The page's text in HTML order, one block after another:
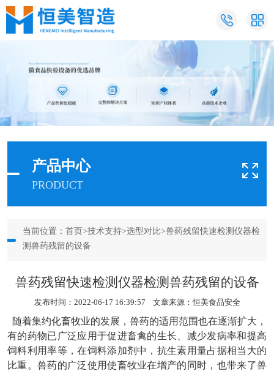
产品中心
PRODUCT
当前位置： 首页 >技术支持>选型对比>兽药残留快速检测仪器检
测兽药残留的设备
兽药残留快速检测仪器检测兽药残留的设备
发布时间：2022-06-17 16:39:57 文章来源：恒美食品安全
随着集约化畜牧业的发展，兽药的适用范围也在逐渐扩大，
有的药物已广泛应用于促进畜禽的生长、减少发病率和提高
饲料利用率等，在饲料添加剂中，抗生素用量占据相当大的
比重。兽药的广泛使用使畜牧业在增产的同时，也带来了兽